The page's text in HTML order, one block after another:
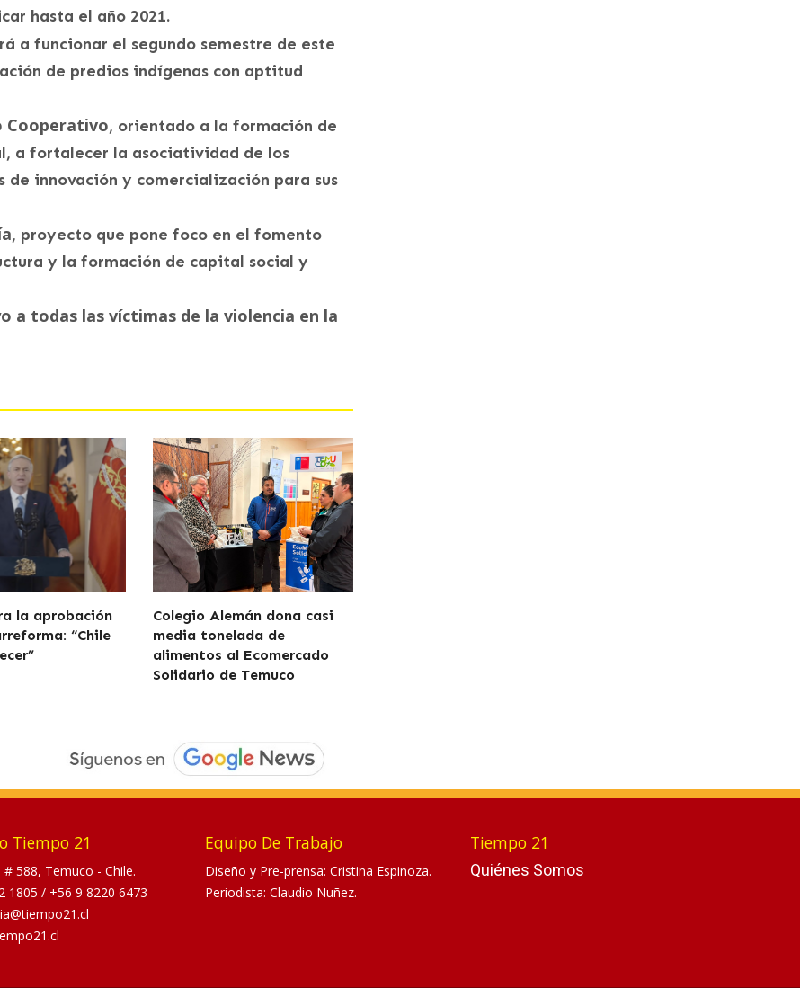
hasta el año 2021.
a funcionar el segundo semestre de este
de predios indígenas con aptitud
Cooperativo, orientado a la formación de
a fortalecer la asociatividad de los
innovación y comercialización para sus
, proyecto que pone foco en el fomento
y la formación de capital social y
a todas las víctimas de la violencia en la
la aprobación
“Chile
Colegio Alemán dona casi
media tonelada de
alimentos al Ecomercado
Solidario de Temuco
Tiempo 21
# 588, Temuco - Chile.
1805 / +56 9 8220 6473
Equipo De Trabajo
Diseño y Pre-prensa: Cristina Espinoza.
Periodista: Claudio Nuñez.
Tiempo 21
Quiénes Somos